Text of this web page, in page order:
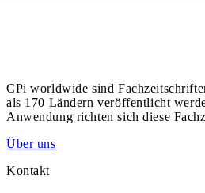
CPi worldwide sind
als 170 Ländern veröffentlicht
Anwendung richten sich diese
Über uns
Kontakt